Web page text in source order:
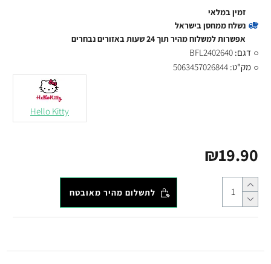
₪19.90
זמין במלאי
נשלח ממחסן בישראל
אפשרות למשלוח מהיר תוך 24 שעות באזורים נבחרים
דגם: BFL2402640
מק"ט: 5063457026844
Hello Kitty
לתשלום מהיר מאובטח